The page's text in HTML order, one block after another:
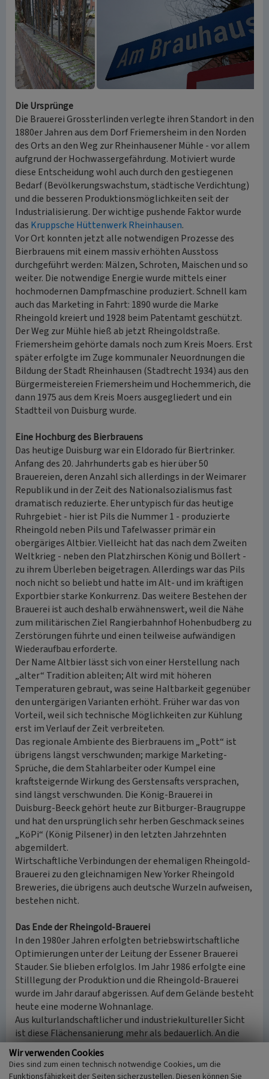
Die Ursprünge
Die Brauerei Grossterlinden verlegte ihren Standort in den
1880er Jahren aus dem Dorf Friemersheim in den Norden
des Orts an den Weg zur Rheinhausener Mühle - vor allem
aufgrund der Hochwassergefährdung. Motiviert wurde
diese Entscheidung wohl auch durch den gestiegenen
Bedarf (Bevölkerungswachstum, städtische Verdichtung)
und die besseren Produktionsmöglichkeiten seit der
Industrialisierung. Der wichtige pushende Faktor wurde
das Kruppsche Hüttenwerk Rheinhausen.
Vor Ort konnten jetzt alle notwendigen Prozesse des
Bierbrauens mit einem massiv erhöhten Ausstoss
durchgeführt werden: Mälzen, Schroten, Maischen und so
weiter. Die notwendige Energie wurde mittels einer
hochmodernen Dampfmaschine produziert. Schnell kam
auch das Marketing in Fahrt: 1890 wurde die Marke
Rheingold kreiert und 1928 beim Patentamt geschützt.
Der Weg zur Mühle hieß ab jetzt Rheingoldstraße.
Friemersheim gehörte damals noch zum Kreis Moers. Erst
später erfolgte im Zuge kommunaler Neuordnungen die
Bildung der Stadt Rheinhausen (Stadtrecht 1934) aus den
Bürgermeistereien Friemersheim und Hochemmerich, die
dann 1975 aus dem Kreis Moers ausgegliedert und ein
Stadtteil von Duisburg wurde.
Eine Hochburg des Bierbrauens
Das heutige Duisburg war ein Eldorado für Biertrinker.
Anfang des 20. Jahrhunderts gab es hier über 50
Brauereien, deren Anzahl sich allerdings in der Weimarer
Republik und in der Zeit des Nationalsozialismus fast
dramatisch reduzierte. Eher untypisch für das heutige
Ruhrgebiet - hier ist Pils die Nummer 1 - produzierte
Rheingold neben Pils und Tafelwasser primär ein
obergäriges Altbier. Vielleicht hat das nach dem Zweiten
Weltkrieg - neben den Platzhirschen König und Böllert -
zu ihrem Überleben beigetragen. Allerdings war das Pils
noch nicht so beliebt und hatte im Alt- und im kräftigen
Exportbier starke Konkurrenz. Das weitere Bestehen der
Brauerei ist auch deshalb erwähnenswert, weil die Nähe
zum militärischen Ziel Rangierbahnhof Hohenbudberg zu
Zerstörungen führte und einen teilweise aufwändigen
Wiederaufbau erforderte.
Der Name Altbier lässt sich von einer Herstellung nach
„alter“ Tradition ableiten; Alt wird mit höheren
Temperaturen gebraut, was seine Haltbarkeit gegenüber
den untergärigen Varianten erhöht. Früher war das von
Vorteil, weil sich technische Möglichkeiten zur Kühlung
erst im Verlauf der Zeit verbreiteten.
Das regionale Ambiente des Bierbrauens im „Pott“ ist
übrigens längst verschwunden; markige Marketing-
Sprüche, die dem Stahlarbeiter oder Kumpel eine
kraftsteigernde Wirkung des Gerstensafts versprachen,
sind längst verschwunden. Die König-Brauerei in
Duisburg-Beeck gehört heute zur Bitburger-Braugruppe
und hat den ursprünglich sehr herben Geschmack seines
„KöPi“ (König Pilsener) in den letzten Jahrzehnten
abgemildert.
Wirtschaftliche Verbindungen der ehemaligen Rheingold-
Brauerei zu den gleichnamigen New Yorker Rheingold
Breweries, die übrigens auch deutsche Wurzeln aufweisen,
bestehen nicht.
Das Ende der Rheingold-Brauerei
In den 1980er Jahren erfolgten betriebswirtschaftliche
Optimierungen unter der Leitung der Essener Brauerei
Stauder. Sie blieben erfolglos. Im Jahr 1986 erfolgte eine
Stilllegung der Produktion und die Rheingold-Brauerei
wurde im Jahr darauf abgerissen. Auf dem Gelände besteht
heute eine moderne Wohnanlage.
Aus kulturlandschaftlicher und industriekultureller Sicht
ist diese Flächensanierung mehr als bedauerlich. An die
tradionsreiche Zeit der Brauerei erinnern nur noch ein
Strassenschild „Am Brauhaus“ und eine unscheinbare alte
Mauer, die inzwischen Verfallserscheinungen aufweist.
Wir verwenden Cookies
Dies sind zum einen technisch notwendige Cookies, um die
Funktionsfähigkeit der Seiten sicherzustellen. Diesen können Sie